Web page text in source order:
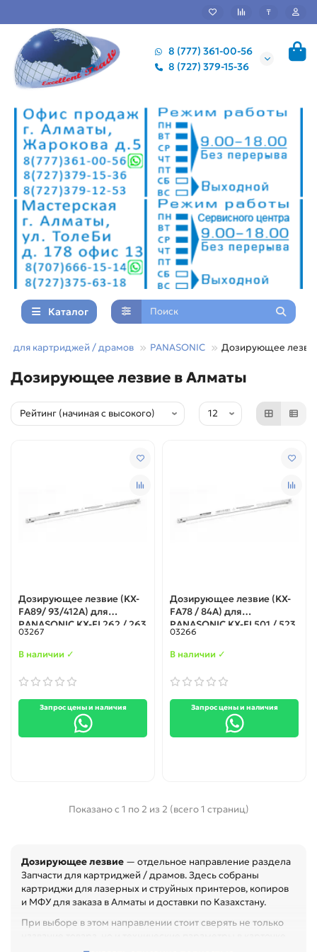
₸
8 (777) 361-00-56
8 (727) 379-15-36
Каталог
для картриджей / драмов PANASONIC Дозирующее
Дозирующее лезвие в Алматы
Дозирующее лезвие (KX-
FA89/ 93/412A) для
PANASONIC KX-FL262 / 263
/ 772 / 773 / 778 / 783 / 403 /
402
03267
В наличии ✓
Запрос цены и наличия
Дозирующее лезвие (KX-
FA78 / 84A) для
PANASONIC KX-FL501 / 523
/ 502 / 503 / FL513 /
FLM653
03266
В наличии ✓
Запрос цены и наличия
Показано с 1 по 2 из 2 (всего 1 страниц)
Дозирующее лезвие — отдельное направление раздела
Запчасти для картриджей / драмов. Здесь собраны
картриджи для лазерных и струйных принтеров, копиров
и МФУ для заказа в Алматы и доставки по Казахстану.
При выборе в этом направлении стоит сверять не только